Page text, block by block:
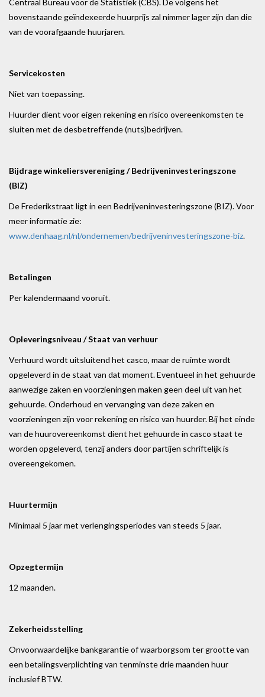
Centraal Bureau voor de Statistiek (CBS). De volgens het
bovenstaande geïndexeerde huurprijs zal nimmer lager zijn dan die
van de voorafgaande huurjaren.
Servicekosten
Niet van toepassing.
Huurder dient voor eigen rekening en risico overeenkomsten te
sluiten met de desbetreffende (nuts)bedrijven.
Bijdrage winkeliersvereniging / Bedrijveninvesteringszone
(BIZ)
De Frederikstraat ligt in een Bedrijveninvesteringszone (BIZ). Voor
meer informatie zie:
www.denhaag.nl/nl/ondernemen/bedrijveninvesteringszone-biz.
Betalingen
Per kalendermaand vooruit.
Opleveringsniveau / Staat van verhuur
Verhuurd wordt uitsluitend het casco, maar de ruimte wordt
opgeleverd in de staat van dat moment. Eventueel in het gehuurde
aanwezige zaken en voorzieningen maken geen deel uit van het
gehuurde. Onderhoud en vervanging van deze zaken en
voorzieningen zijn voor rekening en risico van huurder. Bij het einde
van de huurovereenkomst dient het gehuurde in casco staat te
worden opgeleverd, tenzij anders door partijen schriftelijk is
overeengekomen.
Huurtermijn
Minimaal 5 jaar met verlengingsperiodes van steeds 5 jaar.
Opzegtermijn
12 maanden.
Zekerheidsstelling
Onvoorwaardelijke bankgarantie of waarborgsom ter grootte van
een betalingsverplichting van tenminste drie maanden huur
inclusief BTW.